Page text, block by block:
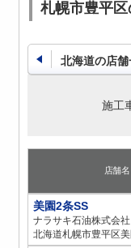
札幌市豊平
北海道の店
施工
店舗
美園2条SS
ナラサキ石油株式会社
北海道札幌市豊平区